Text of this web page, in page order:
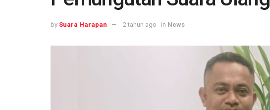
by Suara Harapan 2 tahun ago in News